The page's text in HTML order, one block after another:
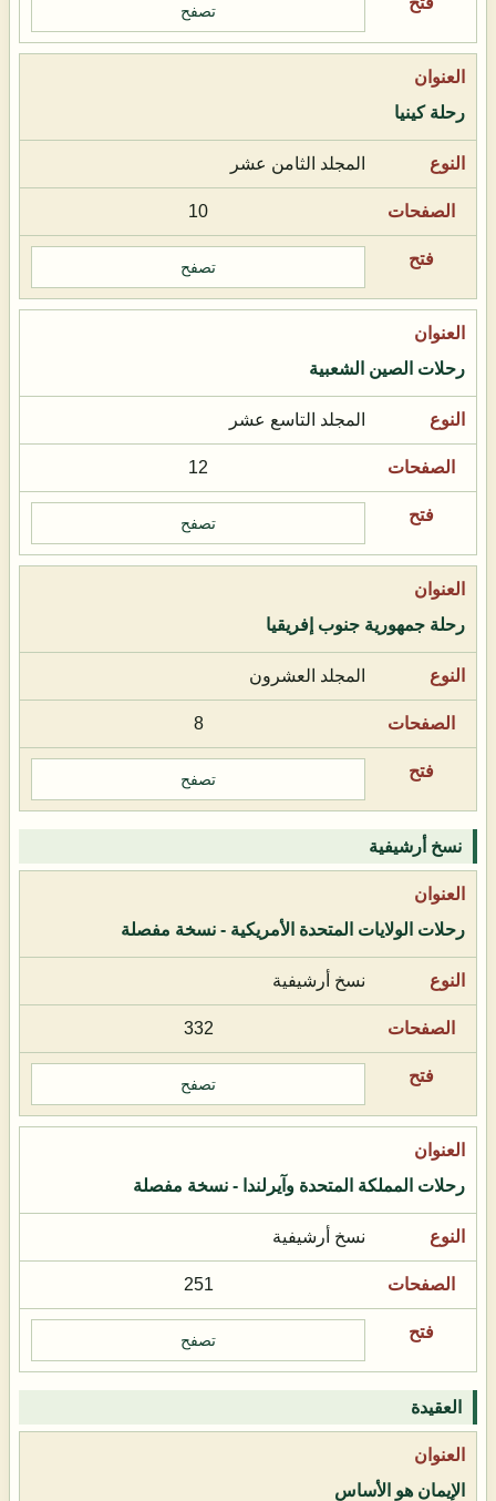
تصفح
رحلة كينيا
المجلد الثامن عشر
10
تصفح
رحلات الصين الشعبية
المجلد التاسع عشر
12
تصفح
رحلة جمهورية جنوب إفريقيا
المجلد العشرون
8
تصفح
نسخ أرشيفية
رحلات الولايات المتحدة الأمريكية - نسخة مفصلة
نسخ أرشيفية
332
تصفح
رحلات المملكة المتحدة وآيرلندا - نسخة مفصلة
نسخ أرشيفية
251
تصفح
العقيدة
الإيمان هو الأساس